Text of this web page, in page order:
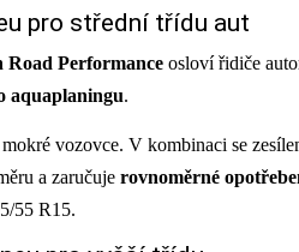
pro střední třídu aut
Performance osloví řidiče
aquaplaningu.
vozovce. V kombinaci se
a zaručuje rovnoměrné
55 R15.